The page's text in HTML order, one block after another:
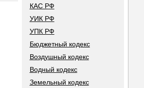
КАС РФ
УИК РФ
УПК РФ
Бюджетный кодекс
Воздушный кодекс
Водный кодекс
Земельный кодекс